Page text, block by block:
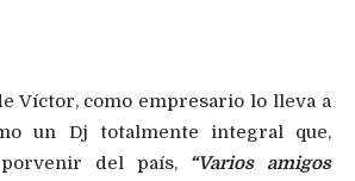
Víctor, como empresario lo lleva a
un Dj totalmente integral que,
del país, “Varios amigos